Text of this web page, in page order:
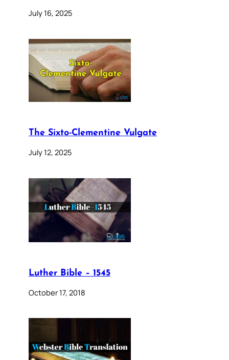
July 16, 2025
The Sixto-Clementine Vulgate
July 12, 2025
Luther Bible – 1545
October 17, 2018